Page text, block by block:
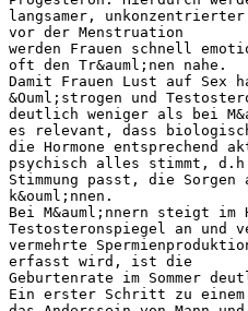
langsamer,
vor der Menstruation
werden Frauen schnell
oft den Tr&auml;nen nahe.
Damit Frauen Lust auf Sex
&Ouml;strogen und
deutlich weniger als bei
es relevant, dass
die Hormone entsprechend
psychisch alles stimmt,
Stimmung passt, die
k&ouml;nnen.
Bei M&auml;nnern steigt im
Testosteronspiegel an und
vermehrte
erfasst wird, ist die
Geburtenrate im Sommer
Ein erster Schritt zu